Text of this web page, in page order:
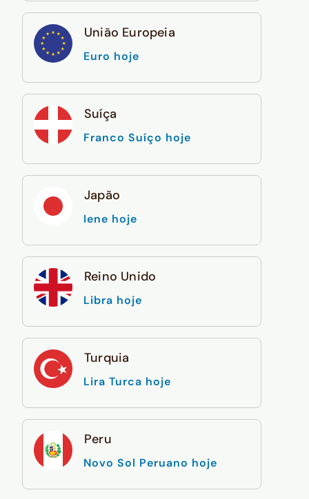
União Europeia
Euro hoje
Suíça
Franco Suíço hoje
Japão
Iene hoje
Reino Unido
Libra hoje
Turquia
Lira Turca hoje
Peru
Novo Sol Peruano hoje